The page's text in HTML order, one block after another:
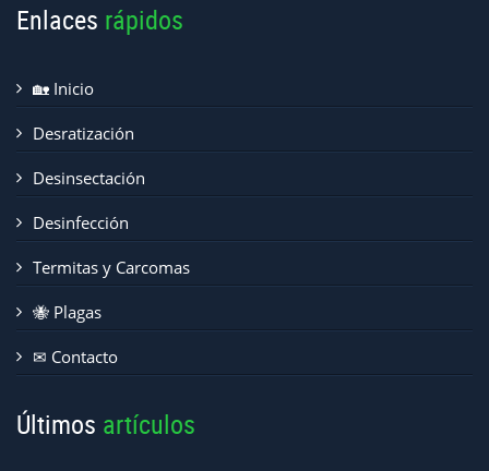
Enlaces rápidos
🏡 Inicio
Desratización
Desinsectación
Desinfección
Termitas y Carcomas
🐝 Plagas
✉ Contacto
Últimos artículos